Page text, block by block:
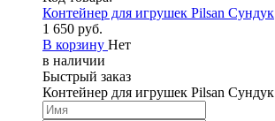
Контейнер для игрушек Pilsan Сундук
1 650 руб.
В корзину Нет
в наличии
Быстрый заказ
Контейнер для игрушек Pilsan Сундук